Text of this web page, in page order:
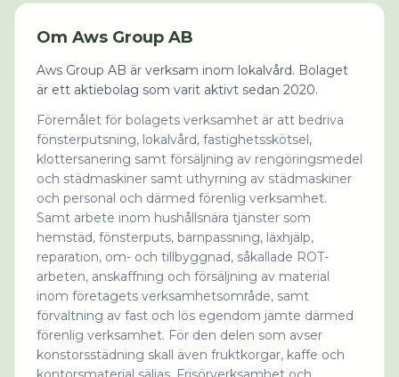
Om Aws Group AB
Aws Group AB är verksam inom lokalvård. Bolaget
är ett aktiebolag som varit aktivt sedan 2020.
Föremålet för bolagets verksamhet är att bedriva
fönsterputsning, lokalvård, fastighetsskötsel,
klottersanering samt försäljning av rengöringsmedel
och städmaskiner samt uthyrning av städmaskiner
och personal och därmed förenlig verksamhet.
Samt arbete inom hushållsnära tjänster som
hemstäd, fönsterputs, barnpassning, läxhjälp,
reparation, om- och tillbyggnad, såkallade ROT-
arbeten, anskaffning och försäljning av material
inom företagets verksamhetsområde, samt
förvaltning av fast och lös egendom jämte därmed
förenlig verksamhet. För den delen som avser
konstorsstädning skall även fruktkorgar, kaffe och